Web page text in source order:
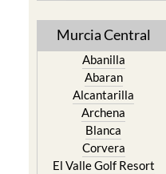
Murcia Central
Abanilla
Abaran
Alcantarilla
Archena
Blanca
Corvera
El Valle Golf Resort